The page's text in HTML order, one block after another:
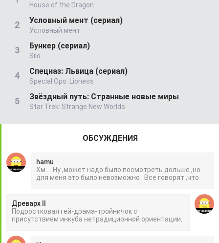
House of the Dragon
Условный мент (сериал)
Условный мент
Бункер (сериал)
Silo
Спецназ: Львица (сериал)
Special Ops: Lioness
Звёздный путь: Странные новые миры
Star Trek: Strange New Worlds
ОБСУЖДЕНИЯ
hamu
Хм ... Ну ,может надо было посмотреть дольше ,но
для меня это было невозможно . Все говорят ,что
Древарх II
Подростковая гей-драма-тройничок с
присутствием инкуба нетрадиционной ориентации.